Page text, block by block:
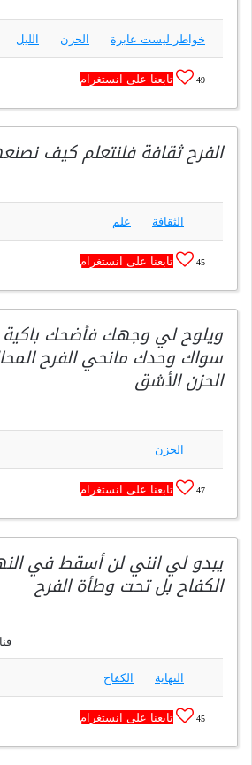
خواطر ليست عابرة الحزن الليل
49 تابعنا على انستغرام
الفرح ثقافة فلنتعلم كيف
الثقافة علم
45 تابعنا على انستغرام
ويلوح لي وجهك فأضحك
سواك وحدك مانحي الفرح
الحزن الأشق
الحزن
47 تابعنا على انستغرام
يبدو لي انني لن أسقط في
الكفاح بل تحت وطأة الفرح
النهاية الكفاح
45 تابعنا على انستغرام